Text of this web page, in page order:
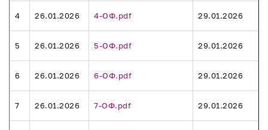
4 26.01.2026 4-ОФ.pdf 29.01.2026
5 26.01.2026 5-ОФ.pdf 29.01.2026
6 26.01.2026 6-ОФ.pdf 29.01.2026
7 26.01.2026 7-ОФ.pdf 29.01.2026